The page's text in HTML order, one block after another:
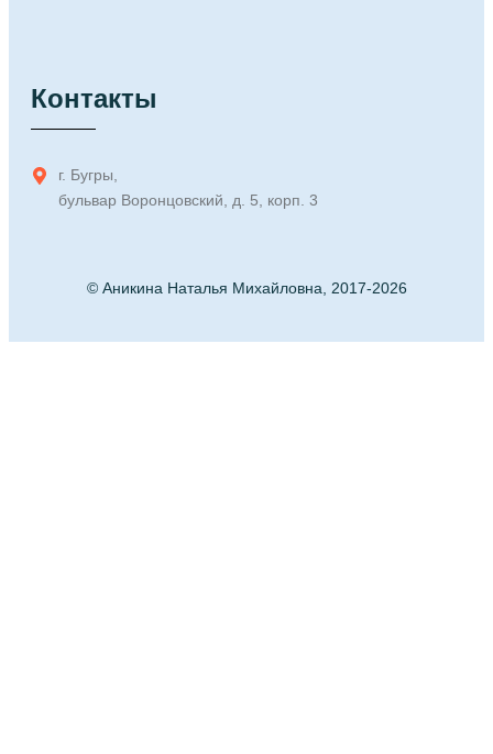
Контакты
г. Бугры,
бульвар Воронцовский, д. 5, корп. 3
© Аникина Наталья Михайловна, 2017-2026